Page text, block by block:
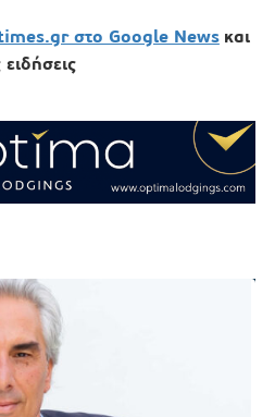
στο Google News και